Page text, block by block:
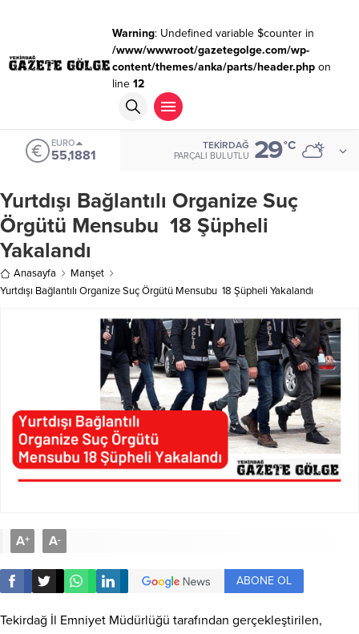
Warning: Undefined variable $counter in
/www/wwwroot/gazetegolge.com/wp-
content/themes/anka/parts/header.phpon
line 12
EURO
55,1881
TEKIRDAĞ
PARÇALI BULUTLU 29°C
Yurtdışı Bağlantılı Organize Suç
Örgütü Mensubu 18 Şüpheli
Yakalandı
Anasayfa
Manşet
Yurtdışı Bağlantılı Organize Suç Örgütü Mensubu 18 Şüpheli Yakalandı
A+ A-
ABONE OL
Tekirdağ İl Emniyet Müdürlüğü tarafından gerçekleştirilen,